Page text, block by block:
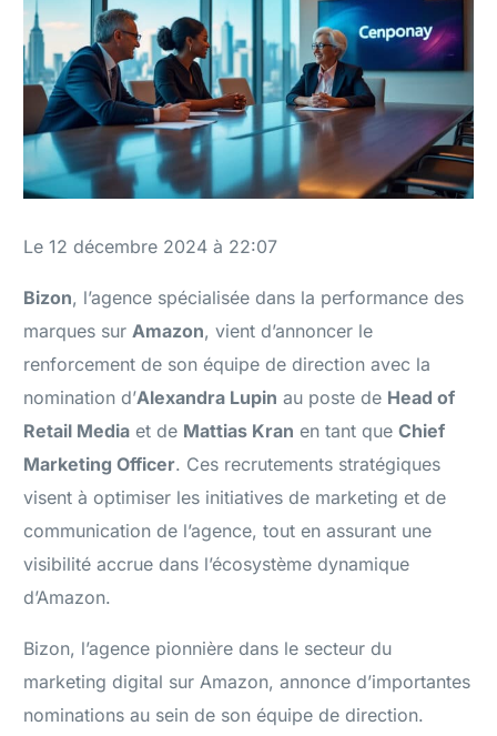
Le 12 décembre 2024 à 22:07
Bizon, l’agence spécialisée dans la performance des
marques surAmazon, vient d’annoncer le
renforcement de son équipe de direction avec la
nomination d’Alexandra Lupin au poste de Head of
Retail Media et de Mattias Kran en tant queChief
Marketing Officer. Ces recrutements stratégiques
visent à optimiser les initiatives de marketing et de
communication de l’agence, tout en assurant une
visibilité accrue dans l’écosystème dynamique
d’Amazon.
Bizon, l’agence pionnière dans le secteur du
marketing digital sur Amazon, annonce d’importantes
nominations au sein de son équipe de direction.